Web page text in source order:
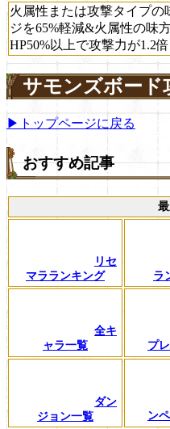
火属性または攻撃タイプ
ジを65%軽減&火属性の味
HP50%以上で攻撃力が1.2倍
サモンズボード
▶トップページに戻る
おすすめ記事
リセ
マラランキング
ラ
全キ
ャラ一覧
プ
ダン
ジョン一覧
ン